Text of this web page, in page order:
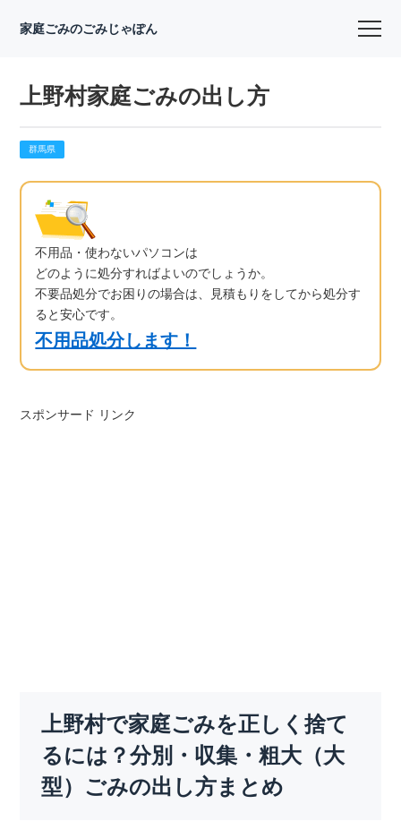
家庭ごみのごみじゃぽん
上野村家庭ごみの出し方
群馬県
不用品・使わないパソコンは
どのように処分すればよいのでしょうか。
不要品処分でお困りの場合は、見積もりをしてから処分す
ると安心です。
不用品処分します！
スポンサード リンク
上野村で家庭ごみを正しく捨て
るには？分別・収集・粗大（大
型）ごみの出し方まとめ